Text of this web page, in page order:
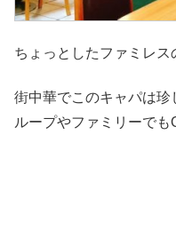
ちょっとしたファミレス
街中華でこのキャパは
ループやファミリーでも